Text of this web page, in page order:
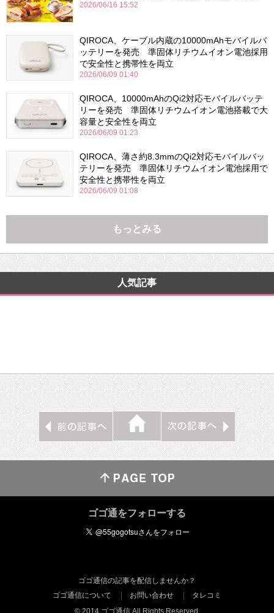
2026/06/16 15:52
QIROCA、ケーブル内蔵の10000mAhモバイルバ
ッテリーを発売 準固体リチウムイオン電池採用
で安全性と携帯性を両立
2026/06/09 01:40
QIROCA、10000mAhのQi2対応モバイルバッテ
リーを発売 準固体リチウムイオン電池搭載で大
容量と安全性を両立
2026/06/09 01:23
QIROCA、薄さ約8.3mmのQi2対応モバイルバッ
テリーを発売 準固体リチウムイオン電池採用で
安全性と携帯性を両立
2026/06/09 01:08
もっとみる
人気記事
ゴゴ通をフォローする
ゴゴ通信の記事を配信しませんか？
ゴゴ通信について
お問い合わせ
タレコミ
© 2014 ゴゴ通信 All Rights Reserved.